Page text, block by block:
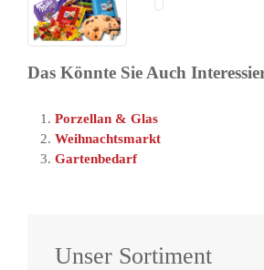
waren
Das Könnte Sie Auch
Porzellan & Glas
Weihnachtsmarkt
Gartenbedarf
Unser Sortiment